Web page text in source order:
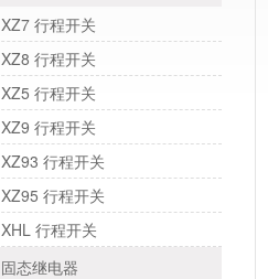
XZ7 行程开关
XZ8 行程开关
XZ5 行程开关
XZ9 行程开关
XZ93 行程开关
XZ95 行程开关
XHL 行程开关
固态继电器